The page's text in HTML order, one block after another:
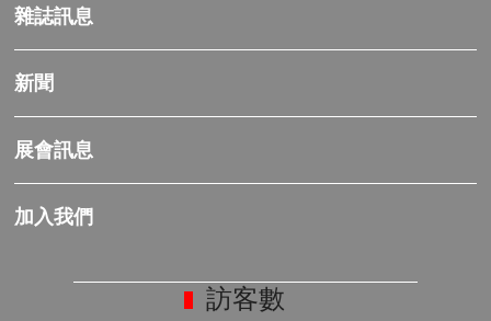
雜誌訊息
新聞
展會訊息
加入我們
訪客數